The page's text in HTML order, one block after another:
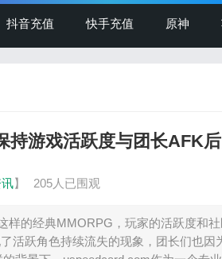
抖音充值 快手充值 原神
游戏活跃度与团长AFK
】 205人已围观
样的经典MMORPG，玩家的活跃度和
活跃角色持续流失的现象，团长们也因